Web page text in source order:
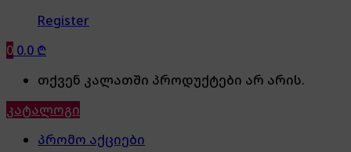
Register
0 0.0 ₾
თქვენ კალათში პროდუქტები არ არის.
კატალოგი
პრომო აქციები